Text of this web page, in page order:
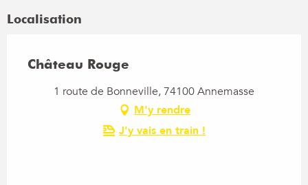
Localisation
Château Rouge
1 route de Bonneville, 74100 Annemasse
M'y rendre
J'y vais en train !